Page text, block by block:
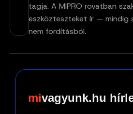
tagja. A MIPRO rovatban
eszközteszteket ír — mindig
nem fordításból.
vagyunk.hu